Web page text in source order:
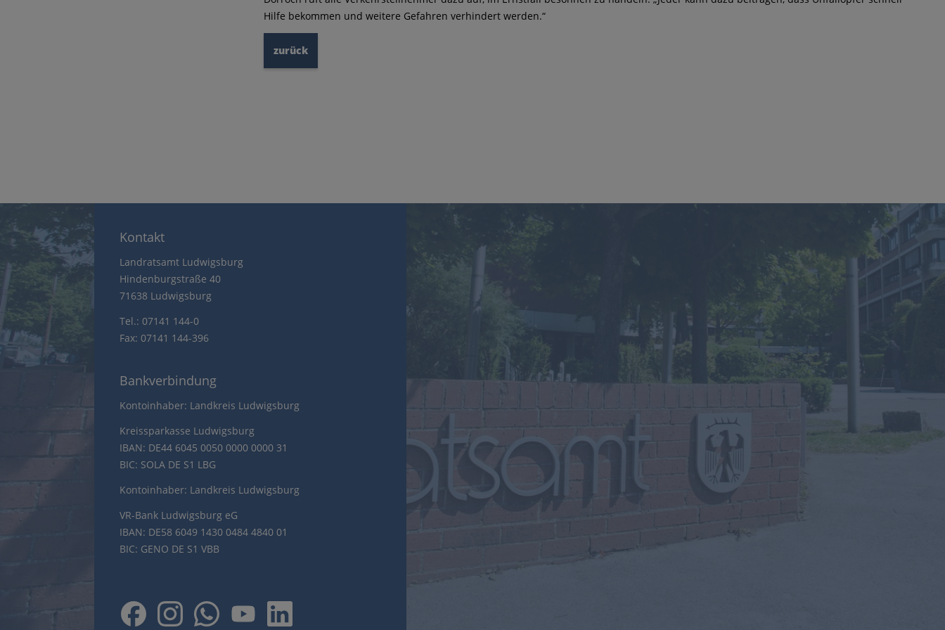
Hilfe bekommen und weitere Gefahren verhindert werden.“
zurück
Kontakt
Landratsamt Ludwigsburg
Hindenburgstraße 40
71638 Ludwigsburg
Tel.: 07141 144-0
Fax: 07141 144-396
Bankverbindung
Kontoinhaber: Landkreis Ludwigsburg
Kreissparkasse Ludwigsburg
IBAN: DE44 6045 0050 0000 0000 31
BIC: SOLA DE S1 LBG
Kontoinhaber: Landkreis Ludwigsburg
VR-Bank Ludwigsburg eG
IBAN: DE58 6049 1430 0484 4840 01
BIC: GENO DE S1 VBB